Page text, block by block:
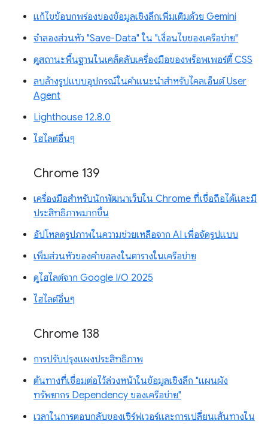
แก้ไขข้อบกพร่องของข้อมูลเชิงลึกเพิ่มเติมด้วย Gemini
จำลองส่วนหัว "Save-Data" ใน "เงื่อนไขของเครือข่าย"
ดูสถานะพื้นฐานในเคล็ดลับเครื่องมือของพร็อพเพอร์ตี้ CSS
ลบล้างรูปแบบอุปกรณ์ในคำแนะนำสำหรับไคลเอ็นต์ User
Agent
Lighthouse 12.8.0
ไฮไลต์อื่นๆ
Chrome 139
เครื่องมือสำหรับนักพัฒนาเว็บใน Chrome ที่เชื่อถือได้และมี
ประสิทธิภาพมากขึ้น
อัปโหลดรูปภาพในความช่วยเหลือจาก AI เพื่อจัดรูปแบบ
เพิ่มส่วนหัวของคำขอลงในตารางในเครือข่าย
ดูไฮไลต์จาก Google I/O 2025
ไฮไลต์อื่นๆ
Chrome 138
การปรับปรุงแผงประสิทธิภาพ
ต้นทางที่เชื่อมต่อไว้ล่วงหน้าในข้อมูลเชิงลึก "แผนผัง
ทรัพยากร Dependency ของเครือข่าย"
เวลาในการตอบกลับของเซิร์ฟเวอร์และการเปลี่ยนเส้นทางใน